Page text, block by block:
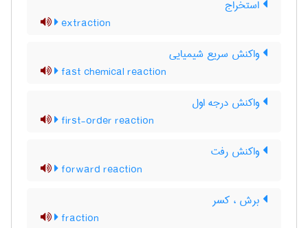
استخراج
extraction
واکنش سریع شیمیایی
fast chemical reaction
واکنش درجه اول
first-order reaction
واکنش رفت
forward reaction
برش ، کسر
fraction